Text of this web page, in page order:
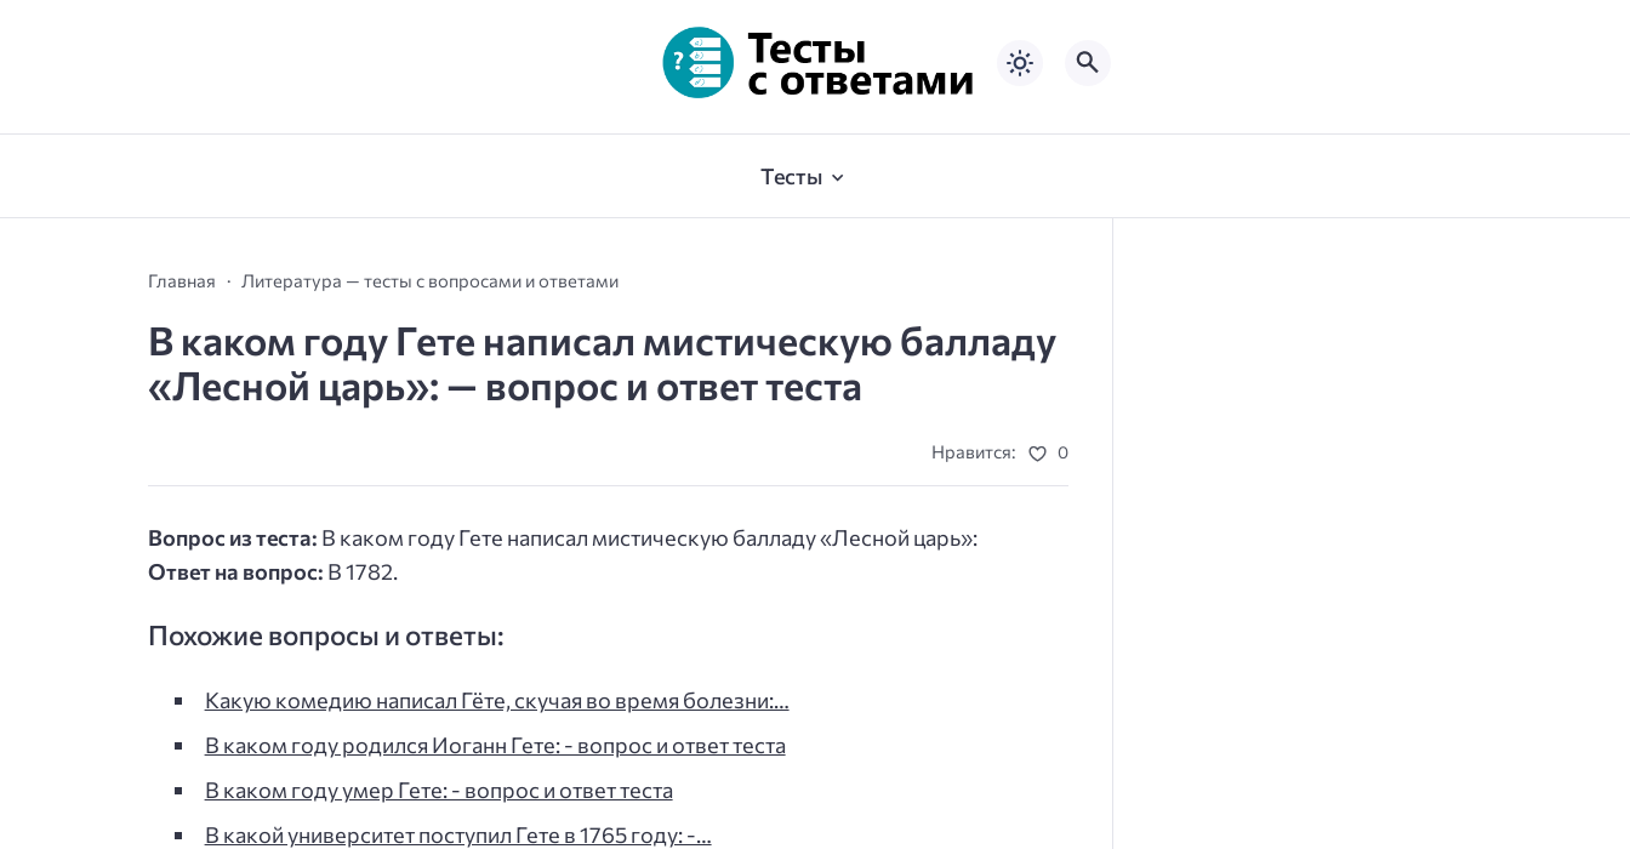
Тесты
Главная Литература — тесты с вопросами и ответами
В каком году Гете написал мистическую балладу
«Лесной царь»: — вопрос и ответ теста
Нравится: 0
Вопрос из теста: В каком году Гете написал мистическую балладу «Лесной царь»:
Ответ на вопрос: В 1782.
Похожие вопросы и ответы:
Какую комедию написал Гёте, скучая во время болезни:…
В каком году родился Иоганн Гете: - вопрос и ответ теста
В каком году умер Гете: - вопрос и ответ теста
В какой университет поступил Гете в 1765 году: -…